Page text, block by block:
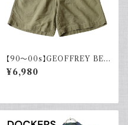
【90～00s】GEOFFREY BEE
NE コットンリネンショーツ ツー
タック カーキグリーン フェード
¥6,980